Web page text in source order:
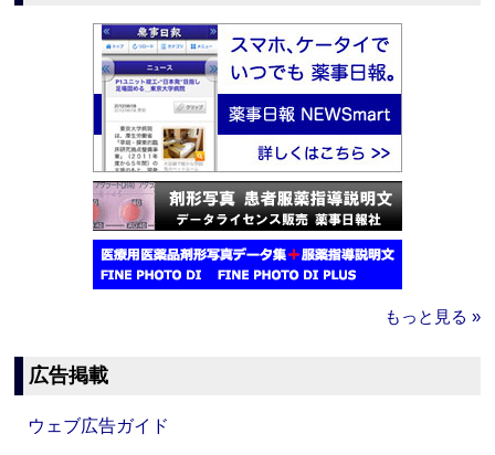
もっと見る »
広告掲載
ウェブ広告ガイド